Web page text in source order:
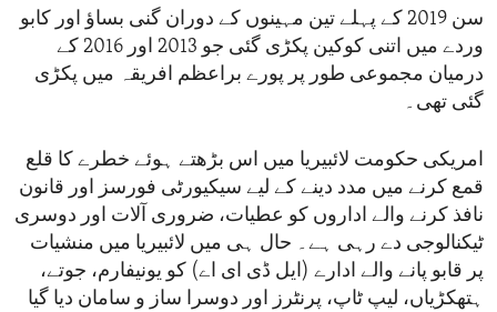
سن 2019 کے پہلے تین مہینوں کے دوران گنی بساؤ اور کابو
وردے میں اتنی کوکین پکڑی گئی جو 2013 اور 2016 کے
درمیان مجموعی طور پر پورے براعظم افریقہ میں پکڑی
گئی تھی۔
امریکی حکومت لائبیریا میں اس بڑھتے ہوئے خطرے کا قلع
قمع کرنے میں مدد دینے کے لیے سیکیورٹی فورسز اور قانون
نافذ کرنے والے اداروں کو عطیات، ضروری آلات اور دوسری
ٹیکنالوجی دے رہی ہے۔ حال ہی میں لائبیریا میں منشیات
پر قابو پانے والے ادارے (ایل ڈی ای اے) کو یونیفارم، جوتے،
ہتھکڑیاں، لیپ ٹاپ، پرنٹرز اور دوسرا ساز و سامان دیا گیا